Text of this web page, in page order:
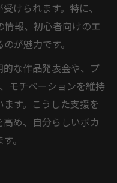
けられます。特に、
情報、初心者向けのエ
が魅力です。
な作品発表会や、プ
モチベーションを維持
す。こうした支援を
め、自分らしいボカ
。